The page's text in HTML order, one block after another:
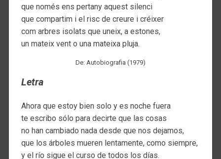
que només ens pertany aquest silenci
que compartim i el risc de creure i créixer
com arbres isolats que uneix, a estones,
un mateix vent o una mateixa pluja.
De: Autobiografia (1979)
Letra
Ahora que estoy bien solo y es noche fuera
te escribo sólo para decirte que las cosas
no han cambiado nada desde que nos dejamos,
que los árboles mueren lentamente, como siempre,
y el río sigue el curso de todos los días.